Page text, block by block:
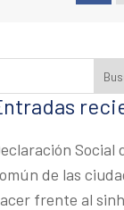
Social
de las
frente al